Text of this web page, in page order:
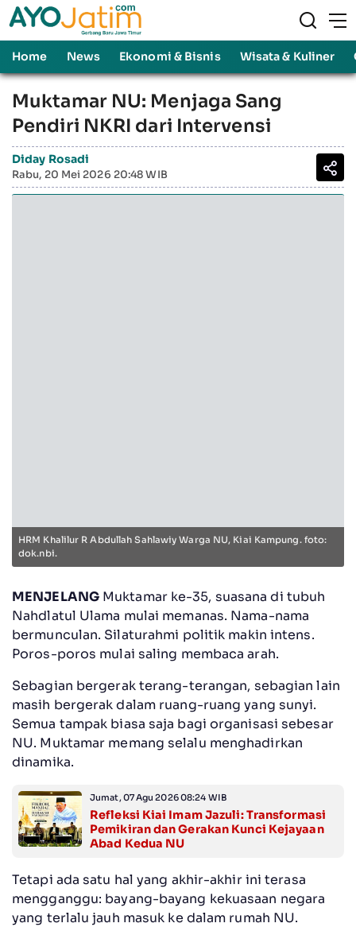
Home News Ekonomi & Bisnis Wisata & Kuliner
Muktamar NU: Menjaga Sang
Pendiri NKRI dari Intervensi
Diday Rosadi
Rabu, 20 Mei 2026 20:48 WIB
HRM Khalilur R Abdullah Sahlawiy Warga NU, Kiai Kampung. foto:
dok.nbi.
MENJELANGMuktamar ke-35, suasana di tubuh
Nahdlatul Ulama mulai memanas. Nama-nama
bermunculan. Silaturahmi politik makin intens.
Poros-poros mulai saling membaca arah.
Sebagian bergerak terang-terangan, sebagian lain
masih bergerak dalam ruang-ruang yang sunyi.
Semua tampak biasa saja bagi organisasi sebesar
NU. Muktamar memang selalu menghadirkan
dinamika.
Jumat, 07 Agu 2026 08:24 WIB
Refleksi Kiai Imam Jazuli: Transformasi
Pemikiran dan Gerakan Kunci Kejayaan
Abad Kedua NU
Tetapi ada satu hal yang akhir-akhir ini terasa
mengganggu: bayang-bayang kekuasaan negara
yang terlalu jauh masuk ke dalam rumah NU.